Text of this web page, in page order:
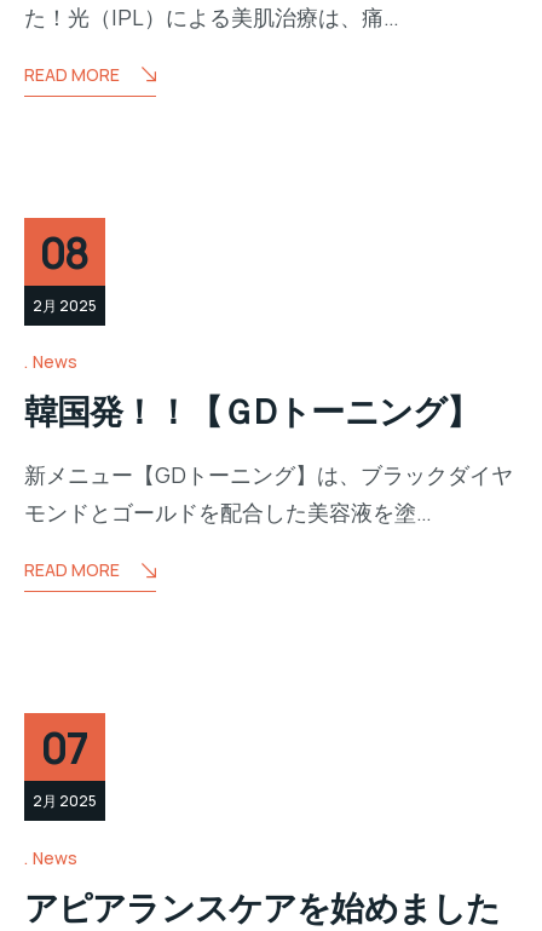
た！光（IPL）による美肌治療は、痛…
READ MORE
08
2月 2025
News
韓国発！！【ＧDトーニング】
新メニュー【GDトーニング】は、ブラックダイヤ
モンドとゴールドを配合した美容液を塗…
READ MORE
07
2月 2025
News
アピアランスケアを始めました